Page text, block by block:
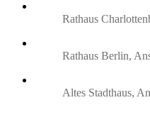
Rathaus
Rathaus Berlin,
Altes Stadthaus,